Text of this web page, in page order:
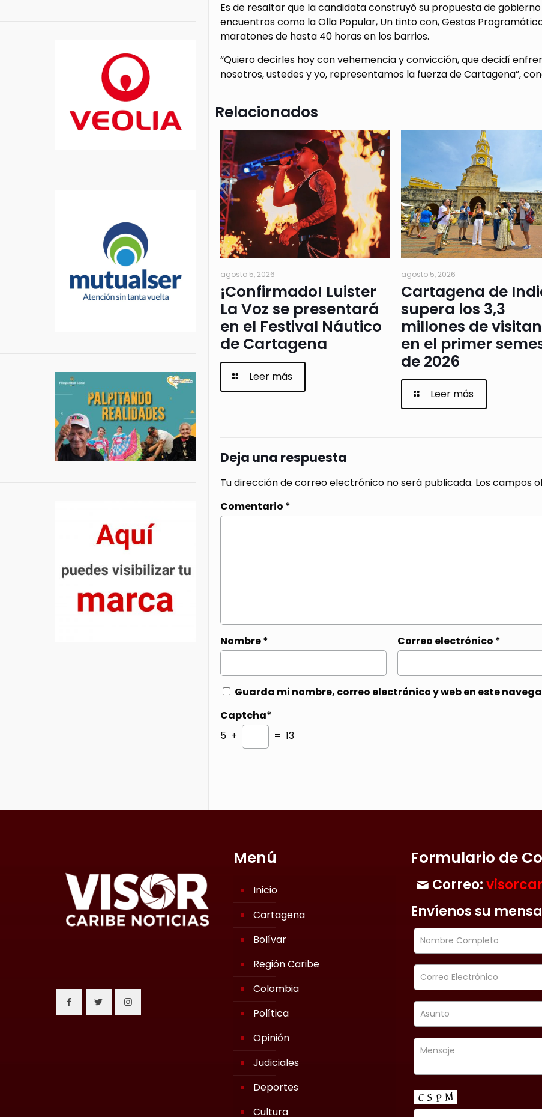
Es de resaltar que la candidata construyó su propuesta de
encuentros como la Olla Popular, Un tinto con, Gestas
maratones de hasta 40 horas en los barrios.
“Quiero decirles hoy con vehemencia y convicción, que decidí
nosotros, ustedes y yo, representamos la fuerza de Cartagena”,
Relacionados
agosto 5, 2026
¡Confirmado! Luister
La Voz se presentará
en el Festival Náutico
de Cartagena
Leer más
agosto 5, 2026
Cartagena de
supera los 3,3
millones de
en el primer
de 2026
Leer más
Deja una respuesta
Tu dirección de correo electrónico no será publicada. Los campos
Comentario *
Nombre* Correo electrónico *
Guarda mi nombre, correo electrónico y web en este
Captcha*
5 +
= 13
Menú
Inicio
Cartagena
Bolívar
Región Caribe
Colombia
Política
Opinión
Judiciales
Deportes
Cultura
Formulario de
Correo:
Envíenos su